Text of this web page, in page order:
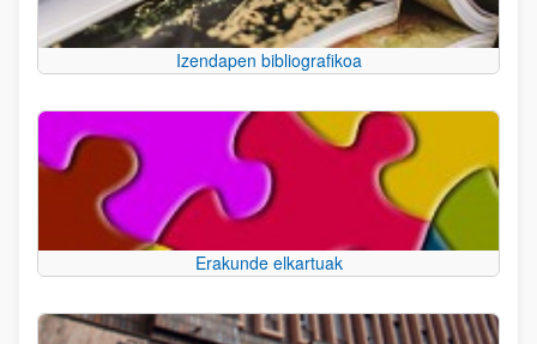
Izendapen bibliografikoa
Erakunde elkartuak